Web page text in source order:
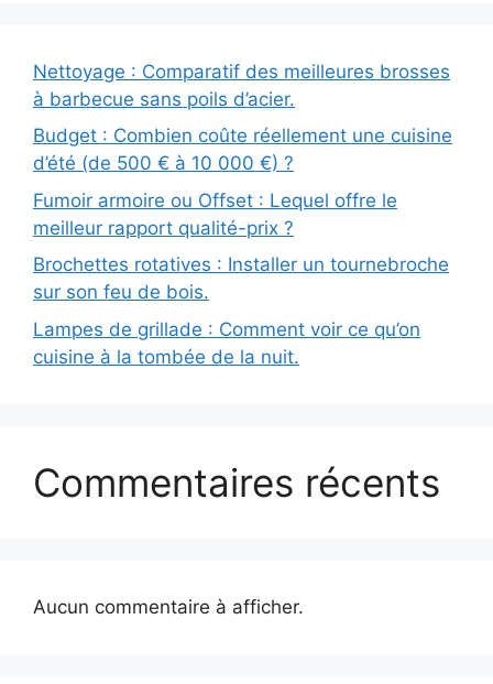
Nettoyage : Comparatif des meilleures brosses
à barbecue sans poils d’acier.
Budget : Combien coûte réellement une cuisine
d’été (de 500 € à 10 000 €) ?
Fumoir armoire ou Offset : Lequel offre le
meilleur rapport qualité-prix ?
Brochettes rotatives : Installer un tournebroche
sur son feu de bois.
Lampes de grillade : Comment voir ce qu’on
cuisine à la tombée de la nuit.
Commentaires récents
Aucun commentaire à afficher.